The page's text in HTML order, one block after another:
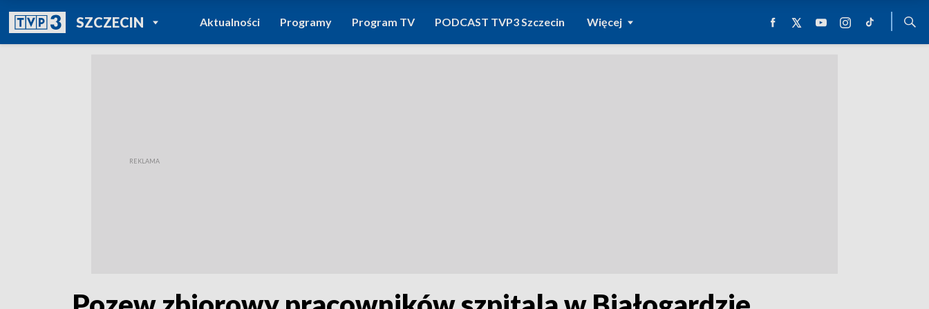
SZCZECINPOWRÓT DO
TVP REGIONY
Aktualności Programy Program TV PODCAST TVP3 Szczecin Więcej